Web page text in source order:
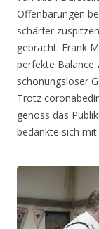
Offenbarungen
schärfer
gebracht. Frank
perfekte Balance
schonungsloser
Trotz
genoss das
bedankte sich mit